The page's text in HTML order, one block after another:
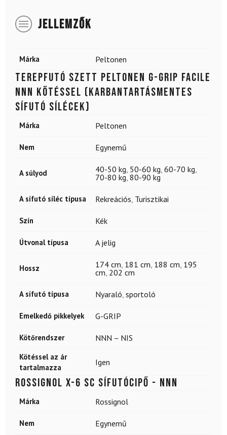
JELLEMZŐK
Márka Peltonen
Terepfutó szett PELTONEN G-Grip Facile
NNN kötéssel (KARBANTARTÁSMENTES
SÍFUTÓ SÍLÉCEK)
Márka Peltonen
Nem Egynemű
A súlyod 40-50 kg 50-60 kg 60-70 kg
70-80 kg 80-90 kg
A sífutó síléc típusa Rekreációs Turisztikai
Szín Kék
Útvonal típusa A jelig
Hossz 174 cm 181 cm 188 cm 195
cm 202 cm
A sífutó típusa Nyaraló sportoló
Emelkedő pikkelyek G-GRIP
Kötőrendszer NNN – NIS
Kötéssel az ár
tartalmazza
Igen
ROSSIGNOL X-6 SC sífutócipő - NNN
Márka Rossignol
Nem Egynemű